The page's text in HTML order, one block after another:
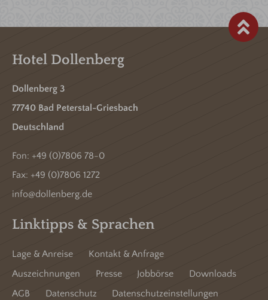
Hotel Dollenberg
Dollenberg 3
77740 Bad Peterstal-Griesbach
Deutschland
Fon: +49 (0)7806 78-0
Fax: +49 (0)7806 1272
info@dollenberg.de
Linktipps & Sprachen
Lage & Anreise
Kontakt & Anfrage
Auszeichnungen
Presse Jobbörse
Downloads
AGB
Datenschutz
Datenschutzeinstellungen